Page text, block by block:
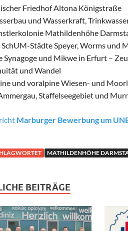
Friedhof Altona Königstraße
und Wasserkraft,
Mathildenhöhe
Städte Speyer, Worms und
und Mikwe in Erfurt –
und Wandel
und voralpine Wiesen- und
Staffelseegebiet und
Marburger Bewerbung um
MATHILDENHÖHE
BEITRÄGE